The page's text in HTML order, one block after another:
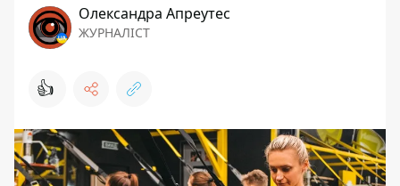
Олександра Апреутес
ЖУРНАЛІСТ
👍